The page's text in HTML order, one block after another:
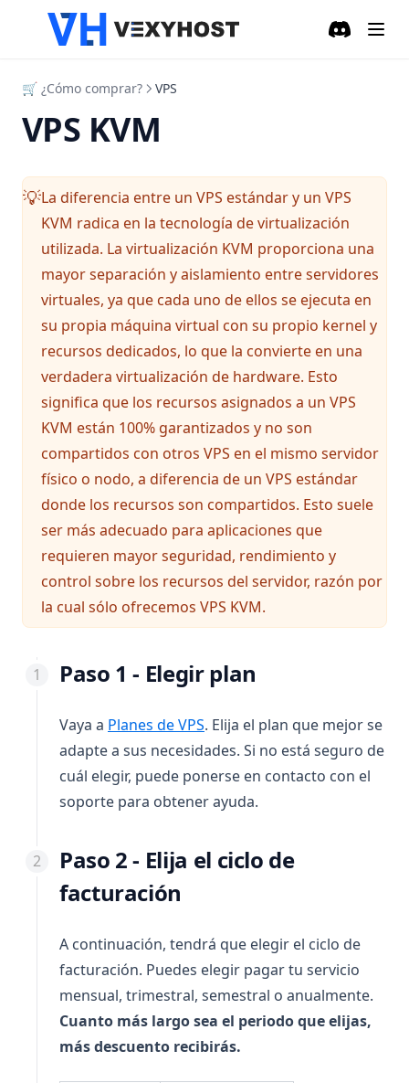
🛒 ¿Cómo comprar? VPS
VPS KVM
💡La diferencia entre un VPS estándar y un VPS
KVM radica en la tecnología de virtualización
utilizada. La virtualización KVM proporciona una
mayor separación y aislamiento entre servidores
virtuales, ya que cada uno de ellos se ejecuta en
su propia máquina virtual con su propio kernel y
recursos dedicados, lo que la convierte en una
verdadera virtualización de hardware. Esto
significa que los recursos asignados a un VPS
KVM están 100% garantizados y no son
compartidos con otros VPS en el mismo servidor
físico o nodo, a diferencia de un VPS estándar
donde los recursos son compartidos. Esto suele
ser más adecuado para aplicaciones que
requieren mayor seguridad, rendimiento y
control sobre los recursos del servidor, razón por
la cual sólo ofrecemos VPS KVM.
Paso 1 - Elegir plan
Vaya a Planes de VPS(opens in a new tab)
. Elija el plan que mejor se
adapte a sus necesidades. Si no está seguro de
cuál elegir, puede ponerse en contacto con el
soporte para obtener ayuda.
Paso 2 - Elija el ciclo de
facturación
A continuación, tendrá que elegir el ciclo de
facturación. Puedes elegir pagar tu servicio
mensual, trimestral, semestral o anualmente.
Cuanto más largo sea el periodo que elijas,
más descuento recibirás.